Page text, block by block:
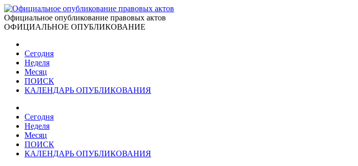
Официальное опубликование правовых актов
ОФИЦИАЛЬНОЕ ОПУБЛИКОВАНИЕ
Сегодня
Неделя
Месяц
ПОИСК
КАЛЕНДАРЬ ОПУБЛИКОВАНИЯ
Сегодня
Неделя
Месяц
ПОИСК
КАЛЕНДАРЬ ОПУБЛИКОВАНИЯ